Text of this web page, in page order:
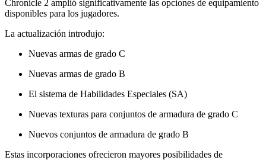
Chronicle 2 amplió significativamente las opciones de equipamiento
disponibles para los jugadores.
La actualización introdujo:
Nuevas armas de grado C
Nuevas armas de grado B
El sistema de Habilidades Especiales (SA)
Nuevas texturas para conjuntos de armadura de grado C
Nuevos conjuntos de armadura de grado B
Estas incorporaciones ofrecieron mayores posibilidades de